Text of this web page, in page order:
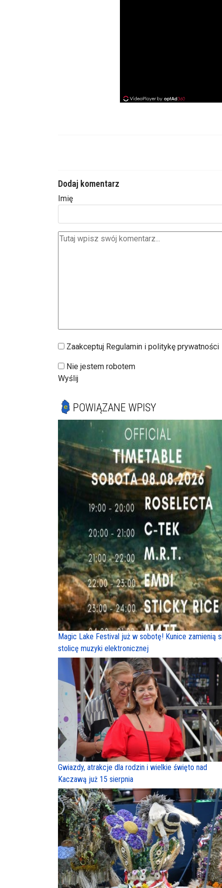
Dodaj komentarz
Imię
Zaakceptuj Regulamin i politykę prywatności
Nie jestem robotem
Wyślij
POWIĄZANE WPISY
Magic Lake Festival już w sobotę! Kunice zamienią
stolicę muzyki elektronicznej
Gwiazdy, atrakcje dla rodzin i wielkie święto nad
Kaczawą już 15 sierpnia